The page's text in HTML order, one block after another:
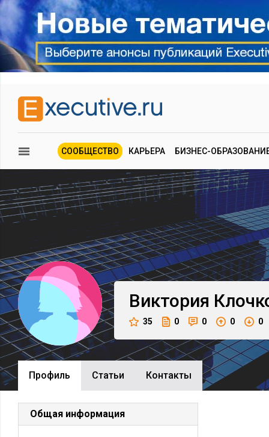
СООБЩЕСТВО КАРЬЕРА БИЗНЕС-
Виктория
35 0 0 0 0
Профиль Cтатьи Контакты
Общая информация